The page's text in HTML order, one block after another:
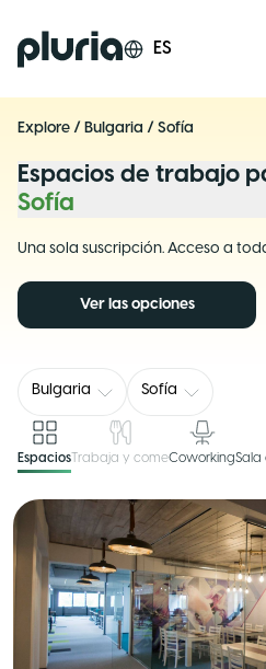
Logo Pluria ES
Explore / Bulgaria / Sofía
Espacios de trabajo
Sofía
Una sola suscripción. Acceso a
Ver las opciones
Bulgaria Sofía
EspaciosTrabaja y comeCoworkingSala